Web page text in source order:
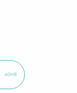
40MB